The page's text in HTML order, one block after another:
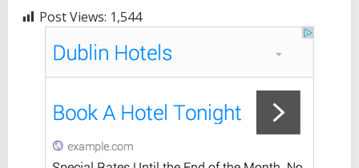
Post Views: 1,544